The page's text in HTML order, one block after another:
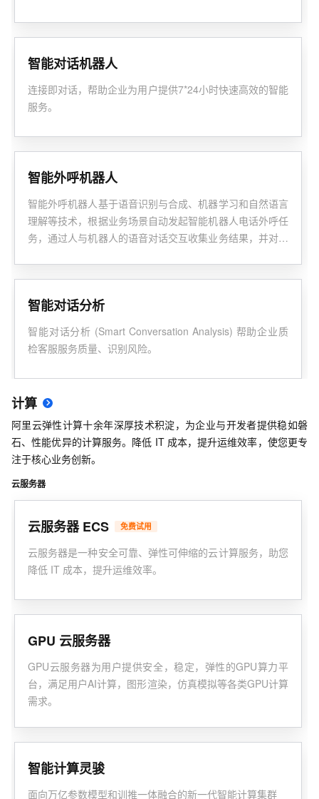
智能对话机器人
连接即对话，帮助企业为用户提供7*24小时快速高效的智能
服务。
智能外呼机器人
智能外呼机器人基于语音识别与合成、机器学习和自然语言
理解等技术，根据业务场景自动发起智能机器人电话外呼任
务，通过人与机器人的语音对话交互收集业务结果，并对数
智能对话分析
智能对话分析 (Smart Conversation Analysis) 帮助企业质
检客服服务质量、识别风险。
计算
阿里云弹性计算十余年深厚技术积淀，为企业与开发者提供稳如磐
石、性能优异的计算服务。降低 IT 成本，提升运维效率，使您更专
注于核心业务创新。
云服务器
云服务器 ECS 免费试用
云服务器是一种安全可靠、弹性可伸缩的云计算服务，助您
降低 IT 成本，提升运维效率。
GPU 云服务器
GPU云服务器为用户提供安全，稳定，弹性的GPU算力平
台，满足用户AI计算，图形渲染，仿真模拟等各类GPU计算
需求。
智能计算灵骏
面向万亿参数模型和训推一体融合的新一代智能计算集群